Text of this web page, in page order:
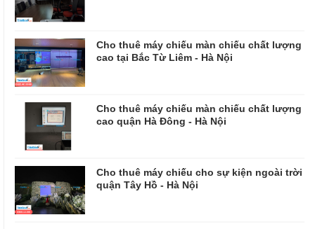
Cho thuê máy chiếu màn chiếu chất lượng
cao tại Bắc Từ Liêm - Hà Nội
Cho thuê máy chiếu màn chiếu chất lượng
cao quận Hà Đông - Hà Nội
Cho thuê máy chiếu cho sự kiện ngoài trời
quận Tây Hồ - Hà Nội